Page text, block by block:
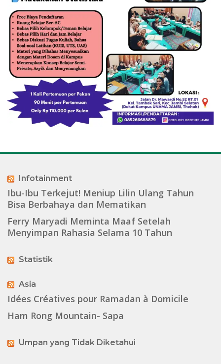
Infotainment
Ibu-Ibu Terkejut! Meniup Lilin Ulang Tahun
Bisa Berbahaya dan Mematikan
Ferry Maryadi Meminta Maaf Setelah
Menyimpan Rahasia Selama 10 Tahun
Statistik
Asia
Idées Créatives pour Ramadan à Domicile
Ham Rong Mountain- Sapa
Umpan yang Tidak Diketahui